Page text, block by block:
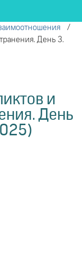
/
День 3.
и
День